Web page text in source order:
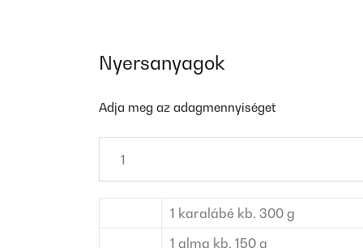
Nyersanyagok
Adja meg az adagmennyiséget
1 karalábé kb. 300 g
1 alma kb. 150 g